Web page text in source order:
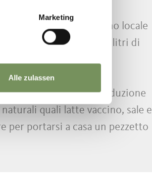
Marketing
Alle zulassen
esclusivamente fieno locale
necessari fino a 900 litri di
processi nella produzione
quali latte vaccino, sale e
per portarsi a casa un pezzetto